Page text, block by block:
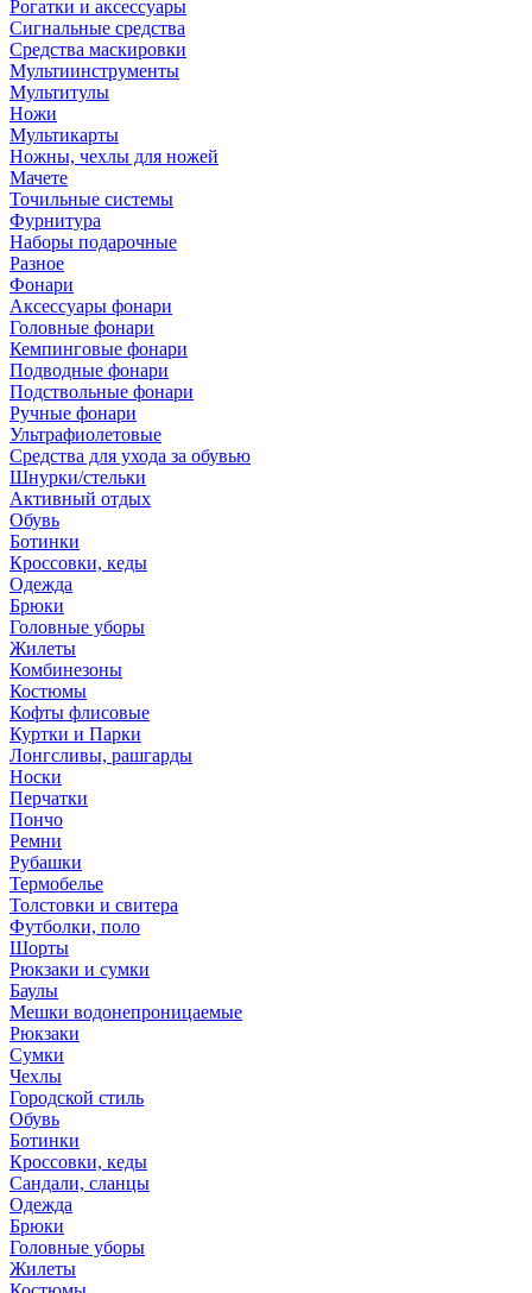
Рогатки и аксессуары
Сигнальные средства
Средства маскировки
Мультиинструменты
Мультитулы
Ножи
Мультикарты
Ножны, чехлы для ножей
Мачете
Точильные системы
Фурнитура
Наборы подарочные
Разное
Фонари
Аксессуары фонари
Головные фонари
Кемпинговые фонари
Подводные фонари
Подствольные фонари
Ручные фонари
Ультрафиолетовые
Средства для ухода за обувью
Шнурки/стельки
Активный отдых
Обувь
Ботинки
Кроссовки, кеды
Одежда
Брюки
Головные уборы
Жилеты
Комбинезоны
Костюмы
Кофты флисовые
Куртки и Парки
Лонгсливы, рашгарды
Носки
Перчатки
Пончо
Ремни
Рубашки
Термобелье
Толстовки и свитера
Футболки, поло
Шорты
Рюкзаки и сумки
Баулы
Мешки водонепроницаемые
Рюкзаки
Сумки
Чехлы
Городской стиль
Обувь
Ботинки
Кроссовки, кеды
Сандали, сланцы
Одежда
Брюки
Головные уборы
Жилеты